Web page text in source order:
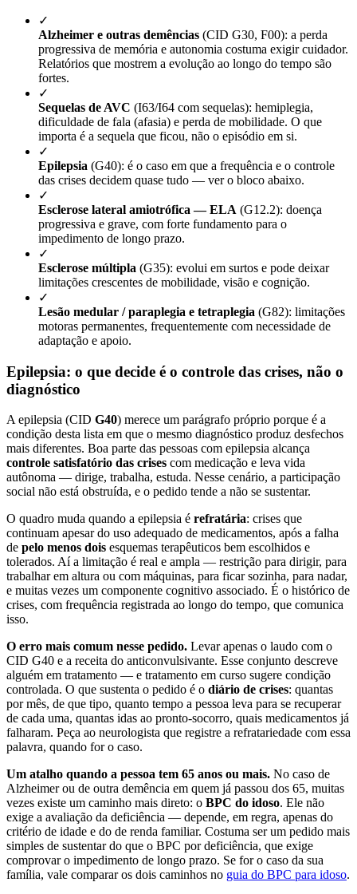
✓
Alzheimer e outras demências (CID G30, F00): a perda
progressiva de memória e autonomia costuma exigir cuidador.
Relatórios que mostrem a evolução ao longo do tempo são
fortes.
✓
Sequelas de AVC (I63/I64 com sequelas): hemiplegia,
dificuldade de fala (afasia) e perda de mobilidade. O que
importa é a sequela que ficou, não o episódio em si.
✓
Epilepsia (G40): é o caso em que a frequência e o controle
das crises decidem quase tudo — ver o bloco abaixo.
✓
Esclerose lateral amiotrófica — ELA (G12.2): doença
progressiva e grave, com forte fundamento para o
impedimento de longo prazo.
✓
Esclerose múltipla (G35): evolui em surtos e pode deixar
limitações crescentes de mobilidade, visão e cognição.
✓
Lesão medular / paraplegia e tetraplegia (G82): limitações
motoras permanentes, frequentemente com necessidade de
adaptação e apoio.
Epilepsia: o que decide é o controle das crises, não o
diagnóstico
A epilepsia (CID G40) merece um parágrafo próprio porque é a
condição desta lista em que o mesmo diagnóstico produz desfechos
mais diferentes. Boa parte das pessoas com epilepsia alcança
controle satisfatório das crises com medicação e leva vida
autônoma — dirige, trabalha, estuda. Nesse cenário, a participação
social não está obstruída, e o pedido tende a não se sustentar.
O quadro muda quando a epilepsia é refratária: crises que
continuam apesar do uso adequado de medicamentos, após a falha
de pelo menos dois esquemas terapêuticos bem escolhidos e
tolerados. Aí a limitação é real e ampla — restrição para dirigir, para
trabalhar em altura ou com máquinas, para ficar sozinha, para nadar,
e muitas vezes um componente cognitivo associado. É o histórico de
crises, com frequência registrada ao longo do tempo, que comunica
isso.
O erro mais comum nesse pedido. Levar apenas o laudo com o
CID G40 e a receita do anticonvulsivante. Esse conjunto descreve
alguém em tratamento — e tratamento em curso sugere condição
controlada. O que sustenta o pedido é o diário de crises: quantas
por mês, de que tipo, quanto tempo a pessoa leva para se recuperar
de cada uma, quantas idas ao pronto-socorro, quais medicamentos já
falharam. Peça ao neurologista que registre a refratariedade com essa
palavra, quando for o caso.
Um atalho quando a pessoa tem 65 anos ou mais. No caso de
Alzheimer ou de outra demência em quem já passou dos 65, muitas
vezes existe um caminho mais direto: o BPC do idoso. Ele não
exige a avaliação da deficiência — depende, em regra, apenas do
critério de idade e do de renda familiar. Costuma ser um pedido mais
simples de sustentar do que o BPC por deficiência, que exige
comprovar o impedimento de longo prazo. Se for o caso da sua
família, vale comparar os dois caminhos no guia do BPC para idoso.